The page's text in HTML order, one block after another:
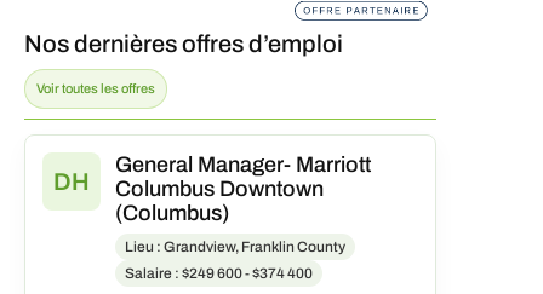
Nos dernières offres d’emploi
Voir toutes les offres
DH
General Manager- Marriott
Columbus Downtown
(Columbus)
Lieu : Grandview, Franklin County
Salaire : $249 600 - $374 400